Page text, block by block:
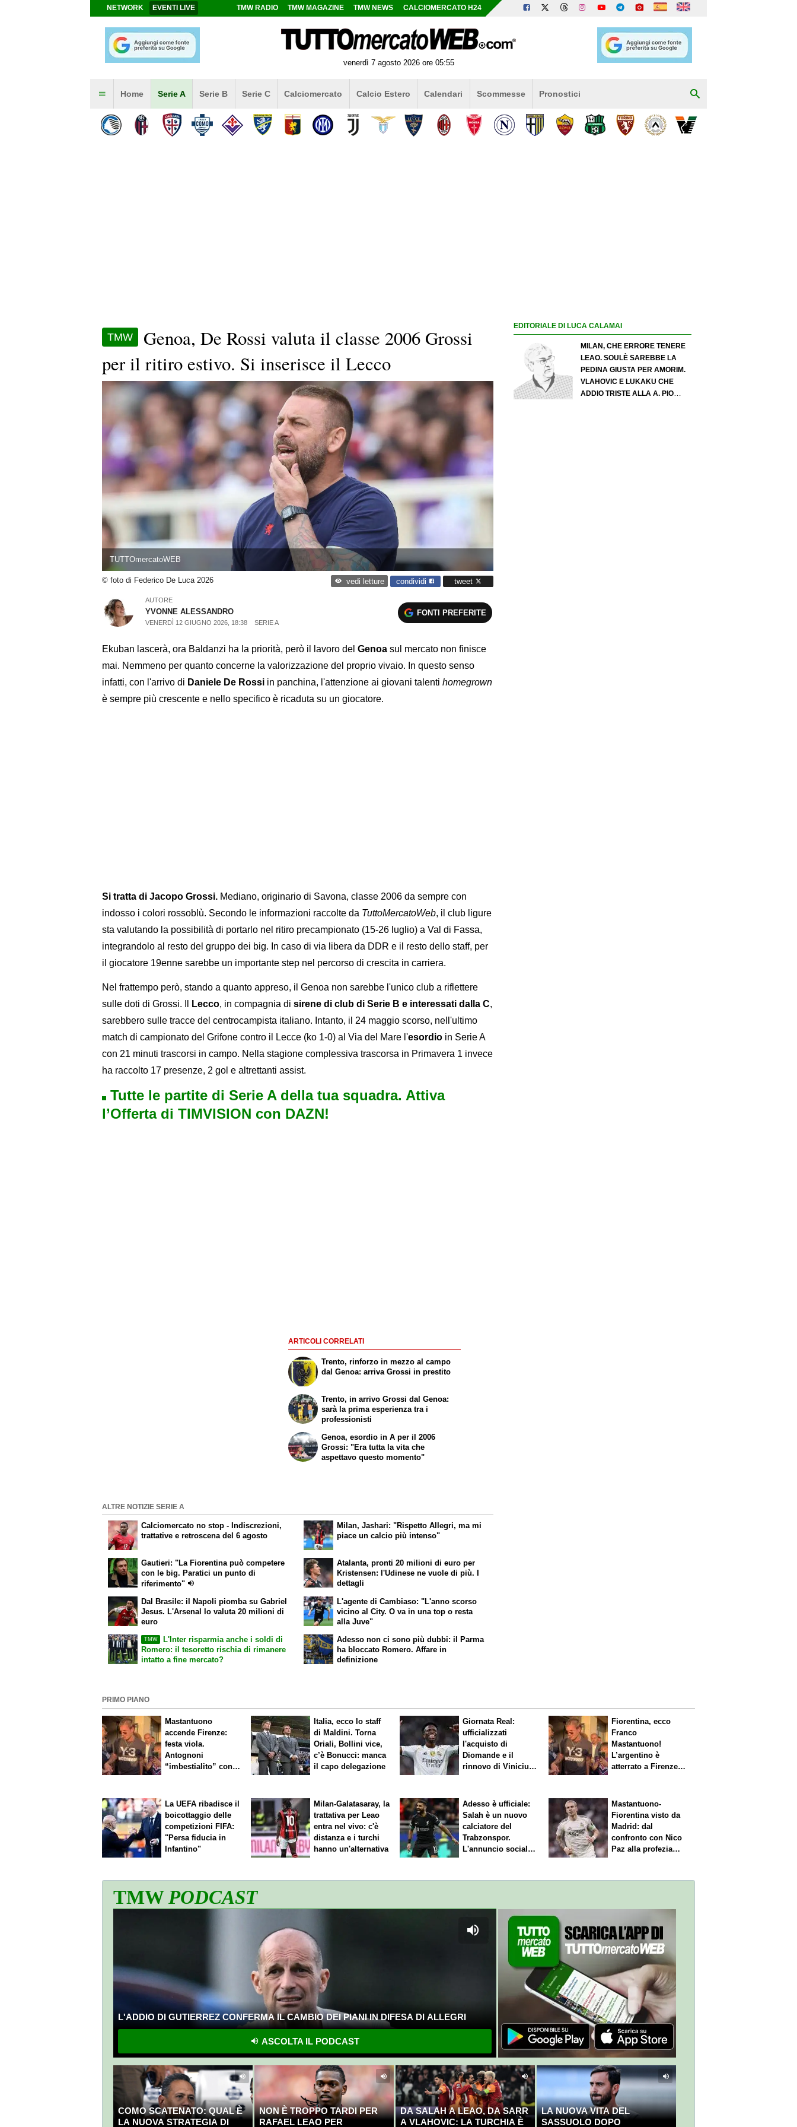
NETWORK EVENTI LIVE TMW RADIO TMW MAGAZINE TMW NEWS CALCIOMERCATO H24
venerdì 7 agosto 2026 ore 05:55
Home Serie A Serie B Serie C Calciomercato Calcio Estero Calendari Scommesse Pronostici
TMW
Genoa, De Rossi valuta il classe 2006 Grossi
per il ritiro estivo. Si inserisce il Lecco
TUTTOmercatoWEB
© foto di Federico De Luca 2026 vedi letture condividi tweet
AUTORE
YVONNE ALESSANDRO
VENERDÌ 12 GIUGNO 2026, 18:38 SERIE A
FONTI PREFERITE
Ekuban lascerà, ora Baldanzi ha la priorità, però il lavoro del Genoa sul mercato non finisce
mai. Nemmeno per quanto concerne la valorizzazione del proprio vivaio. In questo senso
infatti, con l'arrivo di Daniele De Rossi in panchina, l'attenzione ai giovani talenti homegrown
è sempre più crescente e nello specifico è ricaduta su un giocatore.
Si tratta di Jacopo Grossi. Mediano, originario di Savona, classe 2006 da sempre con
indosso i colori rossoblù. Secondo le informazioni raccolte da TuttoMercatoWeb, il club ligure
sta valutando la possibilità di portarlo nel ritiro precampionato (15-26 luglio) a Val di Fassa,
integrandolo al resto del gruppo dei big. In caso di via libera da DDR e il resto dello staff, per
il giocatore 19enne sarebbe un importante step nel percorso di crescita in carriera.
Nel frattempo però, stando a quanto appreso, il Genoa non sarebbe l'unico club a riflettere
sulle doti di Grossi. Il
Lecco, in compagnia di sirene di club di Serie B e interessati dalla C,
sarebbero sulle tracce del centrocampista italiano. Intanto, il 24 maggio scorso, nell'ultimo
match di campionato del Grifone contro il Lecce (ko 1-0) al Via del Mare l'esordio in Serie A
con 21 minuti trascorsi in campo. Nella stagione complessiva trascorsa in Primavera 1 invece
ha raccolto 17 presenze, 2 gol e altrettanti assist.
Tutte le partite di Serie A della tua squadra. Attiva
l’Offerta di TIMVISION con DAZN!
ARTICOLI CORRELATI
Trento, rinforzo in mezzo al campo
dal Genoa: arriva Grossi in prestito
Trento, in arrivo Grossi dal Genoa:
sarà la prima esperienza tra i
professionisti
Genoa, esordio in A per il 2006
Grossi: "Era tutta la vita che
aspettavo questo momento"
ALTRE NOTIZIE SERIE A
Calciomercato no stop - Indiscrezioni,
trattative e retroscena del 6 agosto
Gautieri: "La Fiorentina può competere
con le big. Paratici un punto di
riferimento"
Milan, Jashari: "Rispetto Allegri, ma mi
piace un calcio più intenso"
Atalanta, pronti 20 milioni di euro per
Kristensen: l'Udinese ne vuole di più. I
dettagli
Dal Brasile: il Napoli piomba su Gabriel
Jesus. L'Arsenal lo valuta 20 milioni di
euro
TMW
L'Inter risparmia anche i soldi di
Romero: il tesoretto rischia di rimanere
intatto a fine mercato?
L'agente di Cambiaso: "L'anno scorso
vicino al City. O va in una top o resta
alla Juve"
Adesso non ci sono più dubbi: il Parma
ha bloccato Romero. Affare in
definizione
EDITORIALE DI LUCA CALAMAI
MILAN, CHE ERRORE TENERE
LEAO. SOULÈ SAREBBE LA
PEDINA GIUSTA PER AMORIM.
VLAHOVIC E LUKAKU CHE
ADDIO TRISTE ALLA A. PIO
PRIMO PIANO
Mastantuono
accende Firenze:
festa viola.
Antognoni
“imbestialito” con
Italia, ecco lo staff
di Maldini. Torna
Oriali, Bollini vice,
c’è Bonucci: manca
il capo delegazione
Giornata Real:
ufficializzati
l'acquisto di
Diomande e il
rinnovo di Vinicius.
Fiorentina, ecco
Franco
Mastantuono!
L’argentino è
atterrato a Firenze,
La UEFA ribadisce il
boicottaggio delle
competizioni FIFA:
"Persa fiducia in
Infantino"
Milan-Galatasaray, la
trattativa per Leao
entra nel vivo: c'è
distanza e i turchi
hanno un'alternativa
Adesso è ufficiale:
Salah è un nuovo
calciatore del
Trabzonspor.
L'annuncio social
Mastantuono-
Fiorentina visto da
Madrid: dal
confronto con Nico
Paz alla profezia
TMWPODCAST
L'ADDIO DI GUTIERREZ CONFERMA IL CAMBIO DEI PIANI IN DIFESA DI ALLEGRI
ASCOLTA IL PODCAST
COMO SCATENATO: QUAL È
LA NUOVA STRATEGIA DI
NON È TROPPO TARDI PER
RAFAEL LEAO PER
DA SALAH A LEAO, DA SARR
A VLAHOVIC: LA TURCHIA È
LA NUOVA VITA DEL
SASSUOLO DOPO